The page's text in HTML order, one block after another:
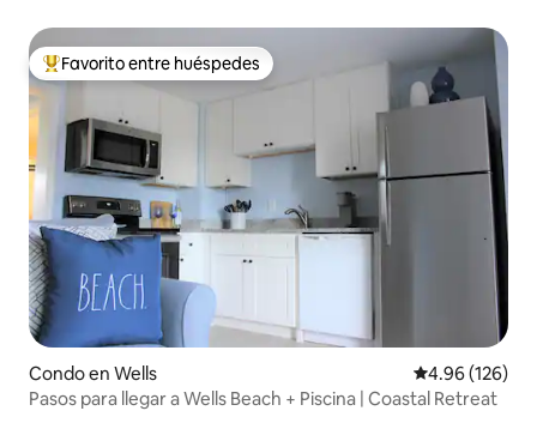
Favorito entre huéspedes preferido
Favorito entre huéspedes
Condo en Wells Calificación
4.96 (126)
Pasos para llegar a Wells Beach + Piscina | Coastal Retreat